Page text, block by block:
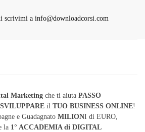
scrivimi a info@downloadcorsi.com
Marketing che ti aiuta PASSO
SVILUPPARE il TUO BUSINESS ONLINE!
e Guadagnato MILIONI di EURO,
la 1° ACCADEMIA di DIGITAL